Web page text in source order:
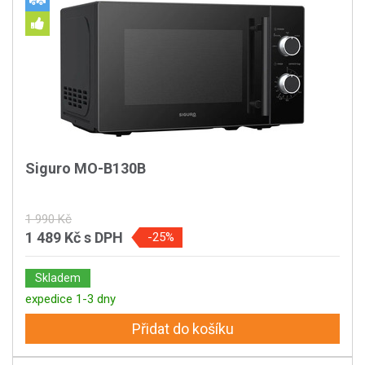
Siguro MO-B130B
1 990 Kč
1 489 Kčs DPH -25%
Skladem
expedice 1-3 dny
Přidat do košíku